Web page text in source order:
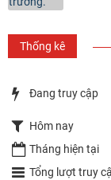
Thống kê
Đang truy cập
Hôm nay
Tháng hiện tại
Tổng lượt truy